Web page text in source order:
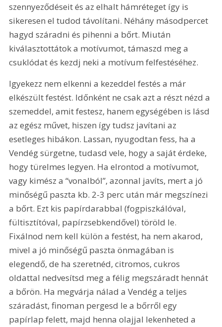
szennyeződéseit és az elhalt hámréteget így is
sikeresen el tudod távolítani. Néhány másodpercet
hagyd száradni és pihenni a bőrt. Miután
kiválasztottátok a motívumot, támaszd meg a
csuklódat és kezdj neki a motívum felfestéséhez.
Igyekezz nem elkenni a kezeddel festés a már
elkészült festést. Időnként ne csak azt a részt nézd a
szemeddel, amit festesz, hanem egységében is lásd
az egész művet, hiszen így tudsz javítani az
esetleges hibákon. Lassan, nyugodtan fess, ha a
Vendég sürgetne, tudasd vele, hogy a saját érdeke,
hogy türelmes legyen. Ha elrontod a motívumot,
vagy kimész a “vonalból”, azonnal javíts, mert a jó
minőségű paszta kb. 2-3 perc után már megszínezi
a bőrt. Ezt kis papírdarabbal (fogpiszkálóval,
fültisztítóval, papírzsebkendővel) töröld le.
Fixálnod nem kell külön a festést, ha nem akarod,
mivel a jó minőségű paszta önmagában is
elegendő, de ha szeretnéd, citromos, cukros
oldattal nedvesítsd meg a félig megszáradt hennát
a bőrön. Ha megvárja nálad a Vendég a teljes
száradást, finoman pergesd le a bőrről egy
papírlap felett, majd henna olajjal lekenheted a